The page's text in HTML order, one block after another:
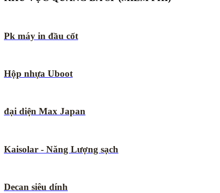
Pk máy in đầu cốt
Hộp nhựa Uboot
đại diện Max Japan
Kaisolar - Năng Lượng sạch
Decan siêu dính